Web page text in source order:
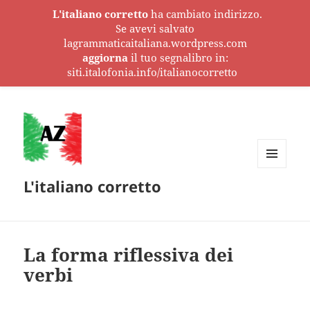
L'italiano corretto
La forma riflessiva dei
verbi
L'italiano corretto ha cambiato indirizzo.
Se avevi salvato
lagrammaticaitaliana.wordpress.com
aggiornail tuo segnalibro in:
siti.italofonia.info/italianocorretto